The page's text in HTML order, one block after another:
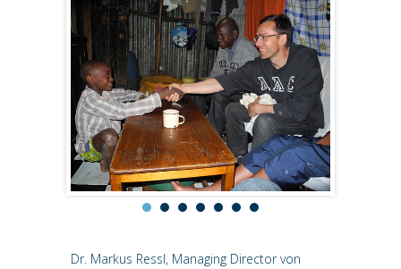
Dr. Markus Ressl, Managing Director von